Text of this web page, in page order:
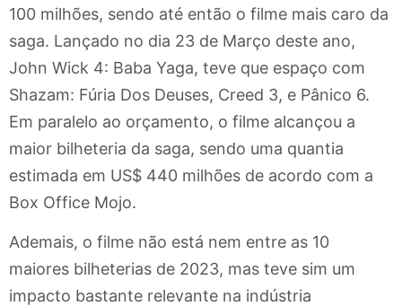
100 milhões, sendo até então o filme mais caro da
saga. Lançado no dia 23 de Março deste ano,
John Wick 4: Baba Yaga, teve que espaço com
Shazam: Fúria Dos Deuses, Creed 3, e Pânico 6.
Em paralelo ao orçamento, o filme alcançou a
maior bilheteria da saga, sendo uma quantia
estimada em US$ 440 milhões de acordo com a
Box Office Mojo.
Ademais, o filme não está nem entre as 10
maiores bilheterias de 2023, mas teve sim um
impacto bastante relevante na indústria